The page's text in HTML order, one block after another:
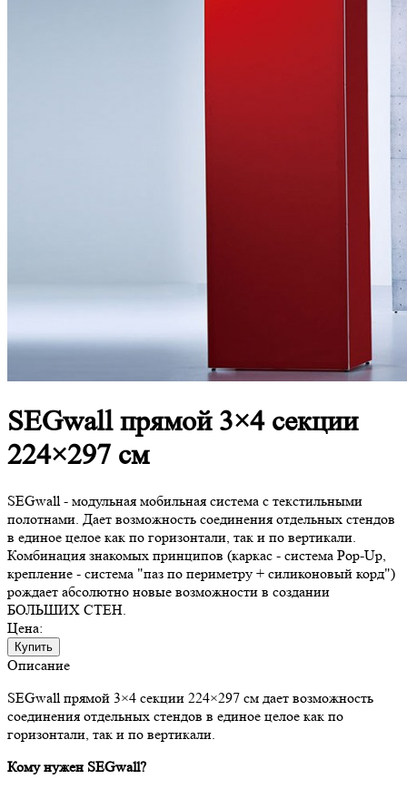
SEGwall прямой 3×4 секции
224×297 см
SEGwall - модульная мобильная система с текстильными
полотнами. Дает возможность соединения отдельных стендов
в единое целое как по горизонтали, так и по вертикали.
Комбинация знакомых принципов (каркас - система Pop-Up,
крепление - система "паз по периметру + силиконовый корд")
рождает абсолютно новые возможности в создании
БОЛЬШИХ СТЕН.
Цена:
Купить
Описание
SEGwall прямой 3×4 секции 224×297 см дает возможность
соединения отдельных стендов в единое целое как по
горизонтали, так и по вертикали.
Кому нужен SEGwall?